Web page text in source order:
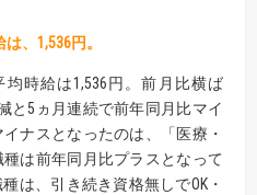
、1,536円。
時給は1,536円。前月比横ば
と5ヵ月連続で前年同月比マイ
ナスとなったのは、「医療・
は前年同月比プラスとなって
は、引き続き資格無しでOK・